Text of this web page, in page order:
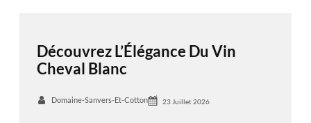
Découvrez L’Élégance Du Vin
Cheval Blanc
Domaine-Sanvers-Et-Cotton 23 Juillet 2026